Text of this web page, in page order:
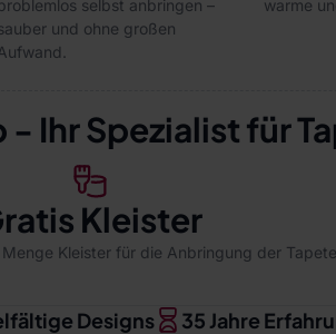
selbst anbringen –
und ohne großen
warme
Ihr Spezialist für
Kleister
Kleister für die Anbringung der
Designs 35 Jahre